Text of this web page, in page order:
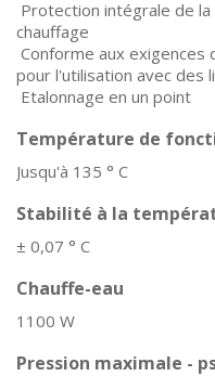
Protection intégrale de
chauffage
Conforme aux exigences
pour l'utilisation avec des
Etalonnage en un point
Température de
Jusqu'à 135 ° C
Stabilité à la
± 0,07 ° C
Chauffe-eau
1100 W
Pression maximale -